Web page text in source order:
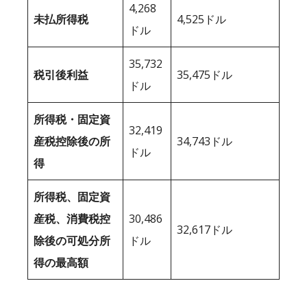
未払所得税
4,268
ドル
4,525ドル
税引後利益
35,732
ドル
35,475ドル
所得税・固定資
産税控除後の所
得
32,419
ドル
34,743ドル
所得税、固定資
産税、消費税控
除後の可処分所
得の最高額
30,486
ドル
32,617ドル